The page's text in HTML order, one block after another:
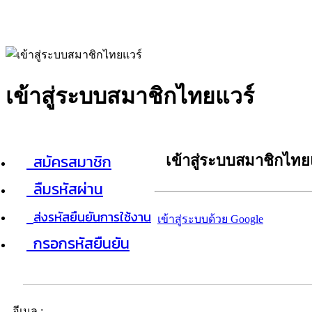
เข้าสู่ระบบสมาชิกไทยแวร์
สมัครสมาชิก
ลืมรหัสผ่าน
ส่งรหัสยืนยันการใช้งาน
กรอกรหัสยืนยัน
เข้าสู่ระบบสมาชิกไท
เข้าสู่ระบบด้วย Google